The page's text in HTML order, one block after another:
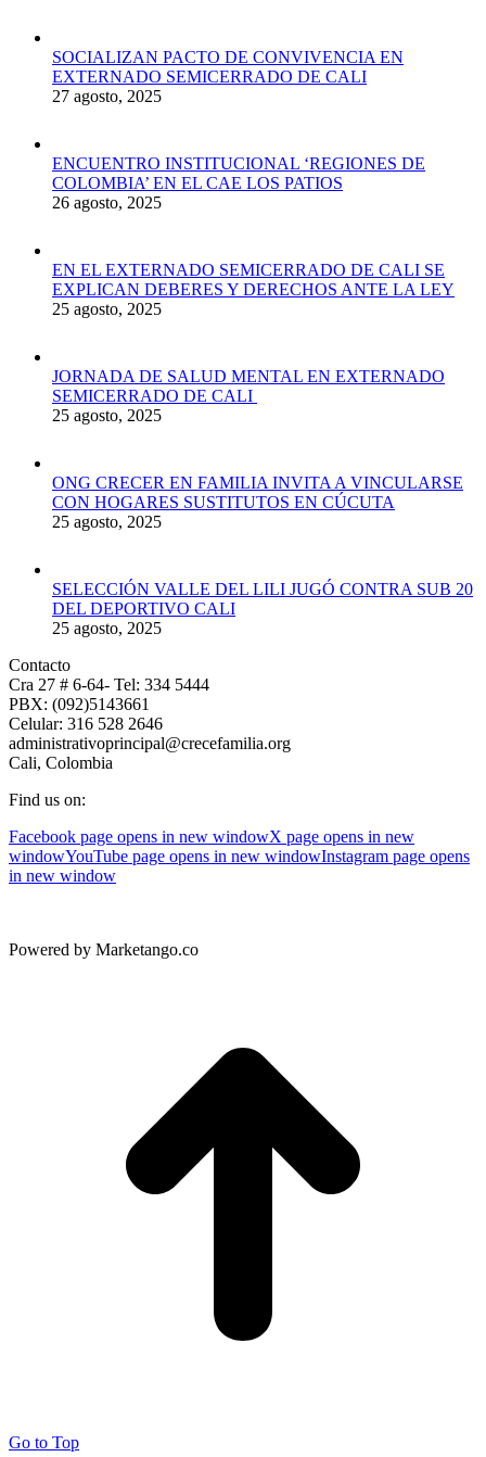
SOCIALIZAN PACTO DE CONVIVENCIA EN
EXTERNADO SEMICERRADO DE CALI
27 agosto, 2025
ENCUENTRO INSTITUCIONAL ‘REGIONES DE
COLOMBIA’ EN EL CAE LOS PATIOS
26 agosto, 2025
EN EL EXTERNADO SEMICERRADO DE CALI SE
EXPLICAN DEBERES Y DERECHOS ANTE LA LEY
25 agosto, 2025
JORNADA DE SALUD MENTAL EN EXTERNADO
SEMICERRADO DE CALI
25 agosto, 2025
ONG CRECER EN FAMILIA INVITA A VINCULARSE
CON HOGARES SUSTITUTOS EN CÚCUTA
25 agosto, 2025
SELECCIÓN VALLE DEL LILI JUGÓ CONTRA SUB 20
DEL DEPORTIVO CALI
25 agosto, 2025
Contacto
Cra 27 # 6-64- Tel: 334 5444
PBX: (092)5143661
Celular: 316 528 2646
administrativoprincipal@crecefamilia.org
Cali, Colombia
Find us on:
Facebook page opens in new windowX page opens in new
windowYouTube page opens in new windowInstagram page opens
in new window
Powered by Marketango.co
Go to Top